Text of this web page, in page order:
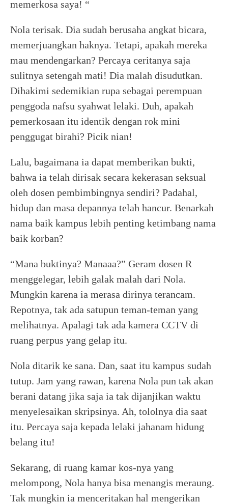
memerkosa saya! “
Nola terisak. Dia sudah berusaha angkat bicara,
memerjuangkan haknya. Tetapi, apakah mereka
mau mendengarkan? Percaya ceritanya saja
sulitnya setengah mati! Dia malah disudutkan.
Dihakimi sedemikian rupa sebagai perempuan
penggoda nafsu syahwat lelaki. Duh, apakah
pemerkosaan itu identik dengan rok mini
penggugat birahi? Picik nian!
Lalu, bagaimana ia dapat memberikan bukti,
bahwa ia telah dirisak secara kekerasan seksual
oleh dosen pembimbingnya sendiri? Padahal,
hidup dan masa depannya telah hancur. Benarkah
nama baik kampus lebih penting ketimbang nama
baik korban?
“Mana buktinya? Manaaa?” Geram dosen R
menggelegar, lebih galak malah dari Nola.
Mungkin karena ia merasa dirinya terancam.
Repotnya, tak ada satupun teman-teman yang
melihatnya. Apalagi tak ada kamera CCTV di
ruang perpus yang gelap itu.
Nola ditarik ke sana. Dan, saat itu kampus sudah
tutup. Jam yang rawan, karena Nola pun tak akan
berani datang jika saja ia tak dijanjikan waktu
menyelesaikan skripsinya. Ah, tololnya dia saat
itu. Percaya saja kepada lelaki jahanam hidung
belang itu!
Sekarang, di ruang kamar kos-nya yang
melompong, Nola hanya bisa menangis meraung.
Tak mungkin ia menceritakan hal mengerikan